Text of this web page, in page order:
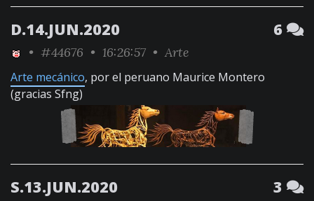
D.14.JUN.2020 6
• #44676 • 16:26:57 • Arte
Arte mecánico, por el peruano Maurice Montero
(gracias Sfng)
S.13.JUN.2020 3